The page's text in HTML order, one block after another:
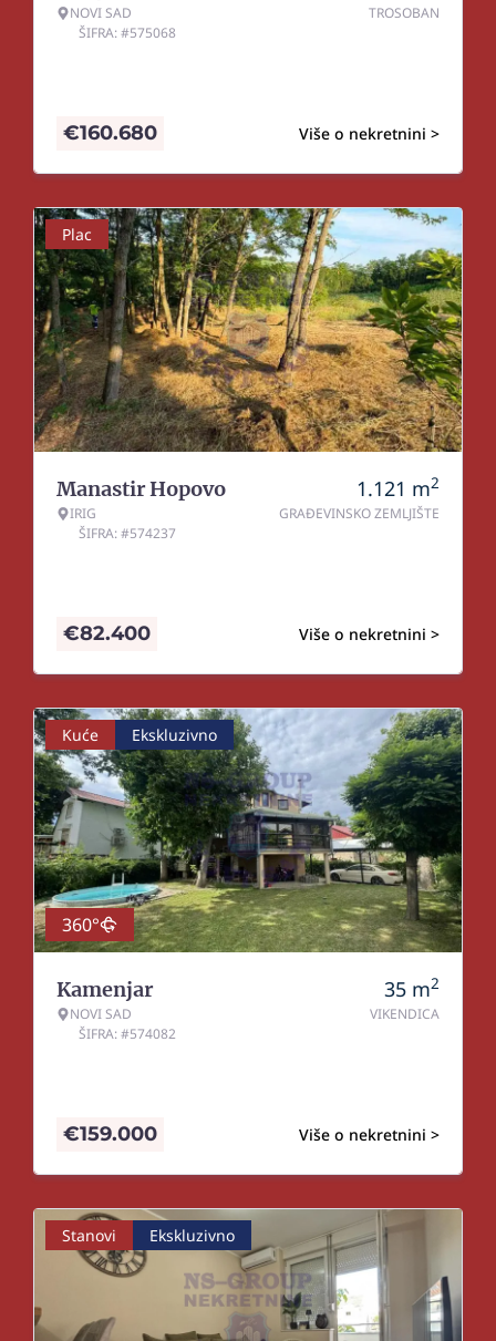
NOVI SAD
ŠIFRA: #575068
TROSOBAN
Više o nekretnini >
€160.680
Plac
Manastir Hopovo
IRIG
ŠIFRA: #574237
1.121 m2
GRAĐEVINSKO ZEMLJIŠTE
Više o nekretnini >
€82.400
Kuće Ekskluzivno
360°
Kamenjar
NOVI SAD
ŠIFRA: #574082
35 m2
VIKENDICA
Više o nekretnini >
€159.000
Stanovi Ekskluzivno